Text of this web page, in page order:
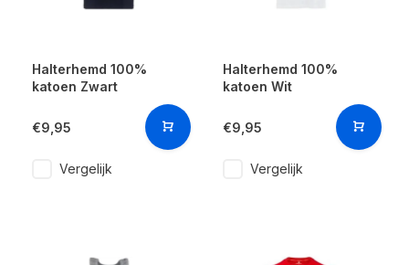
Halterhemd 100%
katoen Zwart
€9,95
Vergelijk
Halterhemd 100%
katoen Wit
€9,95
Vergelijk